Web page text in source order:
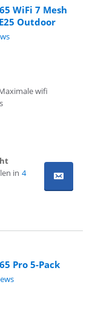
WiFi 7 Mesh
Outdoor
wifi
in 4
Pro 5-Pack